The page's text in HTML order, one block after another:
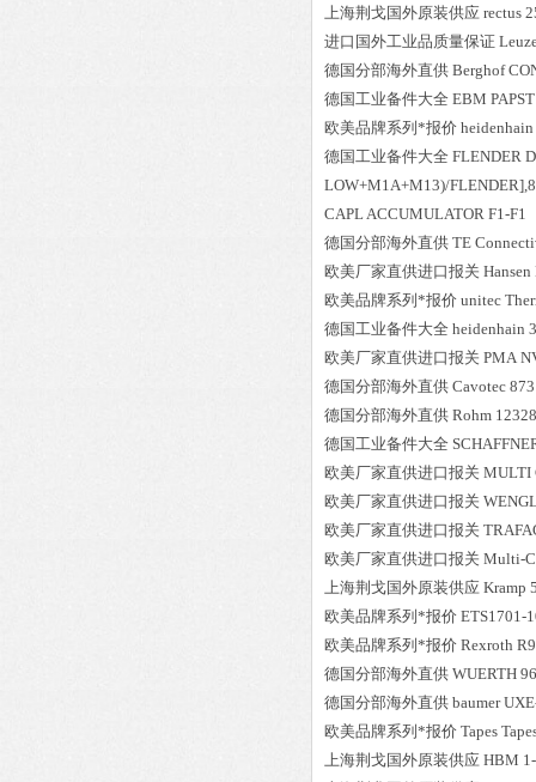
上海荆戈国外原装供应 rectus
进口国外工业品质量保证
德国分部海外直供 Berghof
德国工业备件大全 EBM PAPST
欧美品牌系列*报价 heidenhain
德国工业备件大全 FLENDER
LOW+M1A+M13)/
CAPL ACCUMULATOR F1-F1
德国分部海外直供 TE
欧美厂家直供进口报关 Hansen
欧美品牌系列*报价 unitec
德国工业备件大全 heidenhain
欧美厂家直供进口报关 PMA
德国分部海外直供 Cavotec 873
德国分部海外直供 Rohm
德国工业备件大全
欧美厂家直供进口报关 MULTI
欧美厂家直供进口报关
欧美厂家直供进口报关
欧美厂家直供进口报关 Multi-
上海荆戈国外原装供应 Kramp
欧美品牌系列*报价 ETS1701-
欧美品牌系列*报价 Rexroth
德国分部海外直供 WUERTH
德国分部海外直供 baumer
欧美品牌系列*报价 Tapes
上海荆戈国外原装供应 HBM